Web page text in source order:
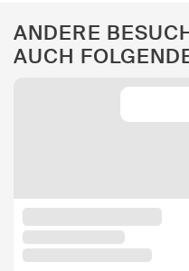
ANDERE
AUCH